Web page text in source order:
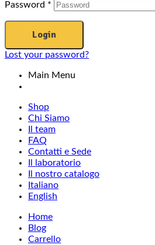
Password *
Login
Lost your password?
Main Menu
Shop
Chi Siamo
Il team
FAQ
Contatti e Sede
Il laboratorio
Il nostro catalogo
Italiano
English
Home
Blog
Carrello